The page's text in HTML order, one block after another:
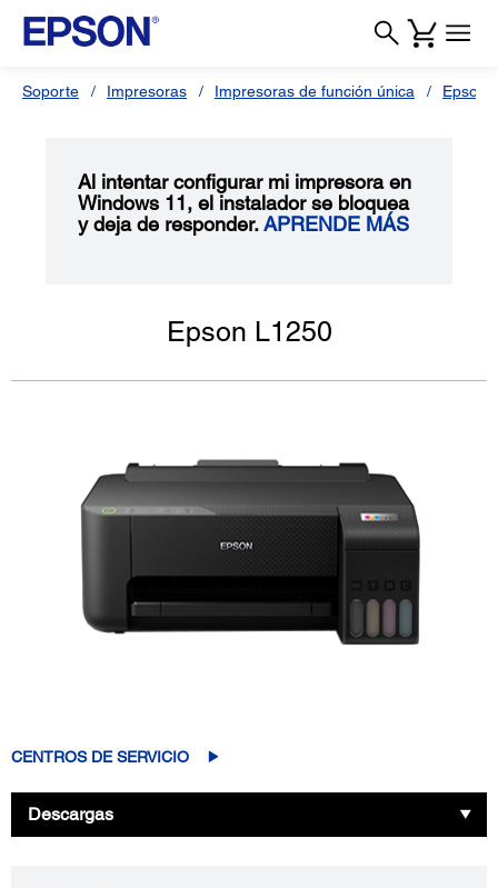
Soporte Impresoras Impresoras de función única Epson
Al intentar configurar mi impresora en
Windows 11, el instalador se bloquea
y deja de responder.APRENDE MÁS
Epson L1250
CENTROS DE SERVICIO
Descargas